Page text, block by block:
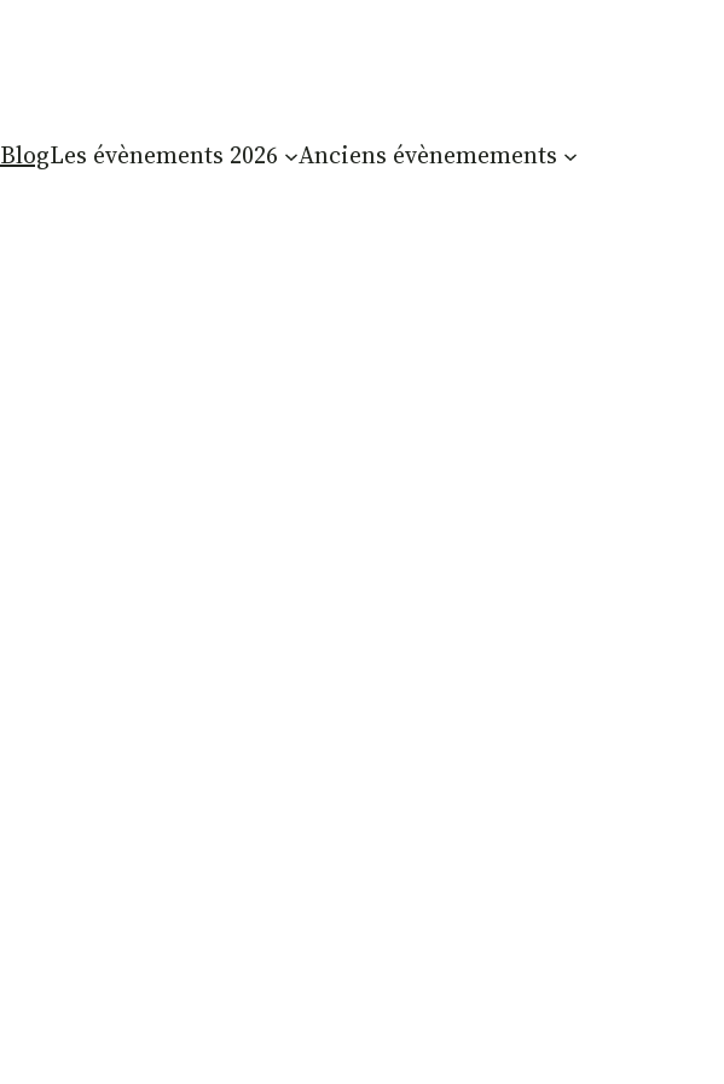
BlogLes évènements 2026 Anciens évènemements